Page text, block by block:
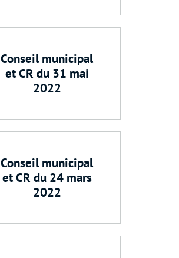
Conseil municipal
et CR du 31 mai
2022
Conseil municipal
et CR du 24 mars
2022